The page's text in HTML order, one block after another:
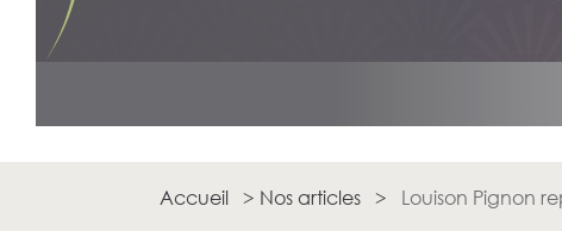
Accueil > Nos articles > Louison Pignon